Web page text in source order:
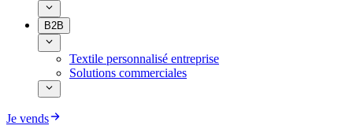
B2B
Textile personnalisé entreprise
Solutions commerciales
Je vends